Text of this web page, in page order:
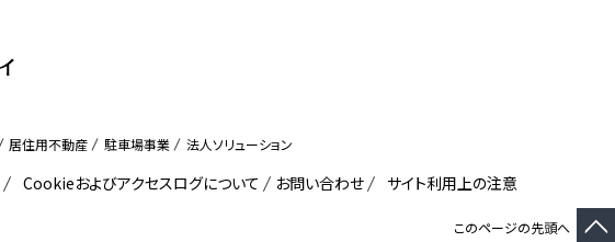
このページの先頭へ
居住用不動産 駐車場事業 法人ソリューション
Cookieおよびアクセスログについて お問い合わせ サイト利用上の注意